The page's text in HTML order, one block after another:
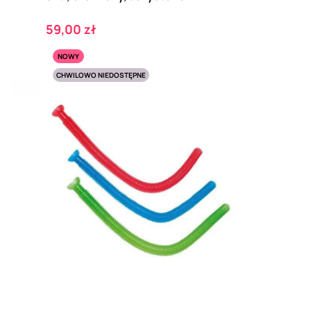
Cena
59,00 zł
NOWY
CHWILOWO NIEDOSTĘPNE